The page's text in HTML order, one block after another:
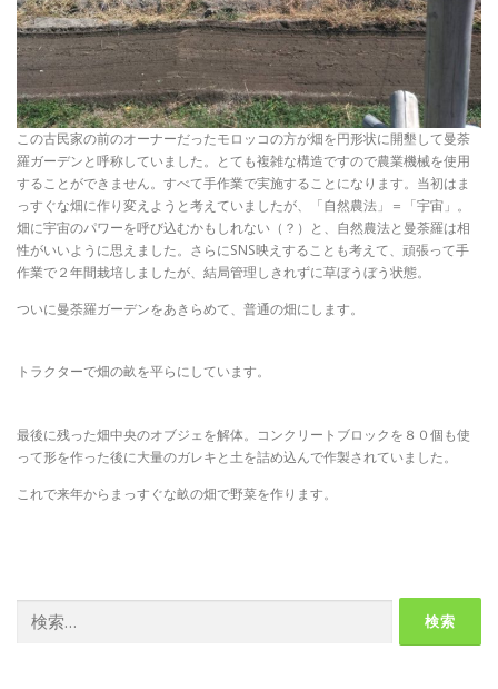
この古民家の前のオーナーだったモロッコの方が畑を円形状に開墾して曼荼
羅ガーデンと呼称していました。とても複雑な構造ですので農業機械を使用
することができません。すべて手作業で実施することになります。当初はま
っすぐな畑に作り変えようと考えていましたが、「自然農法」＝「宇宙」。
畑に宇宙のパワーを呼び込むかもしれない（？）と、自然農法と曼荼羅は相
性がいいように思えました。さらにSNS映えすることも考えて、頑張って手
作業で２年間栽培しましたが、結局管理しきれずに草ぼうぼう状態。
ついに曼荼羅ガーデンをあきらめて、普通の畑にします。
トラクターで畑の畝を平らにしています。
最後に残った畑中央のオブジェを解体。コンクリートブロックを８０個も使
って形を作った後に大量のガレキと土を詰め込んで作製されていました。
これで来年からまっすぐな畝の畑で野菜を作ります。
索: